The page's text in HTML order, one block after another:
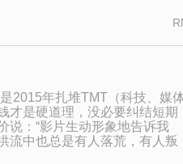
2015年扎堆TMT（科技、媒
才是硬道理，没必要纠结短期
说：“影片生动形象地告诉我
流中也总是有人落荒，有人叛